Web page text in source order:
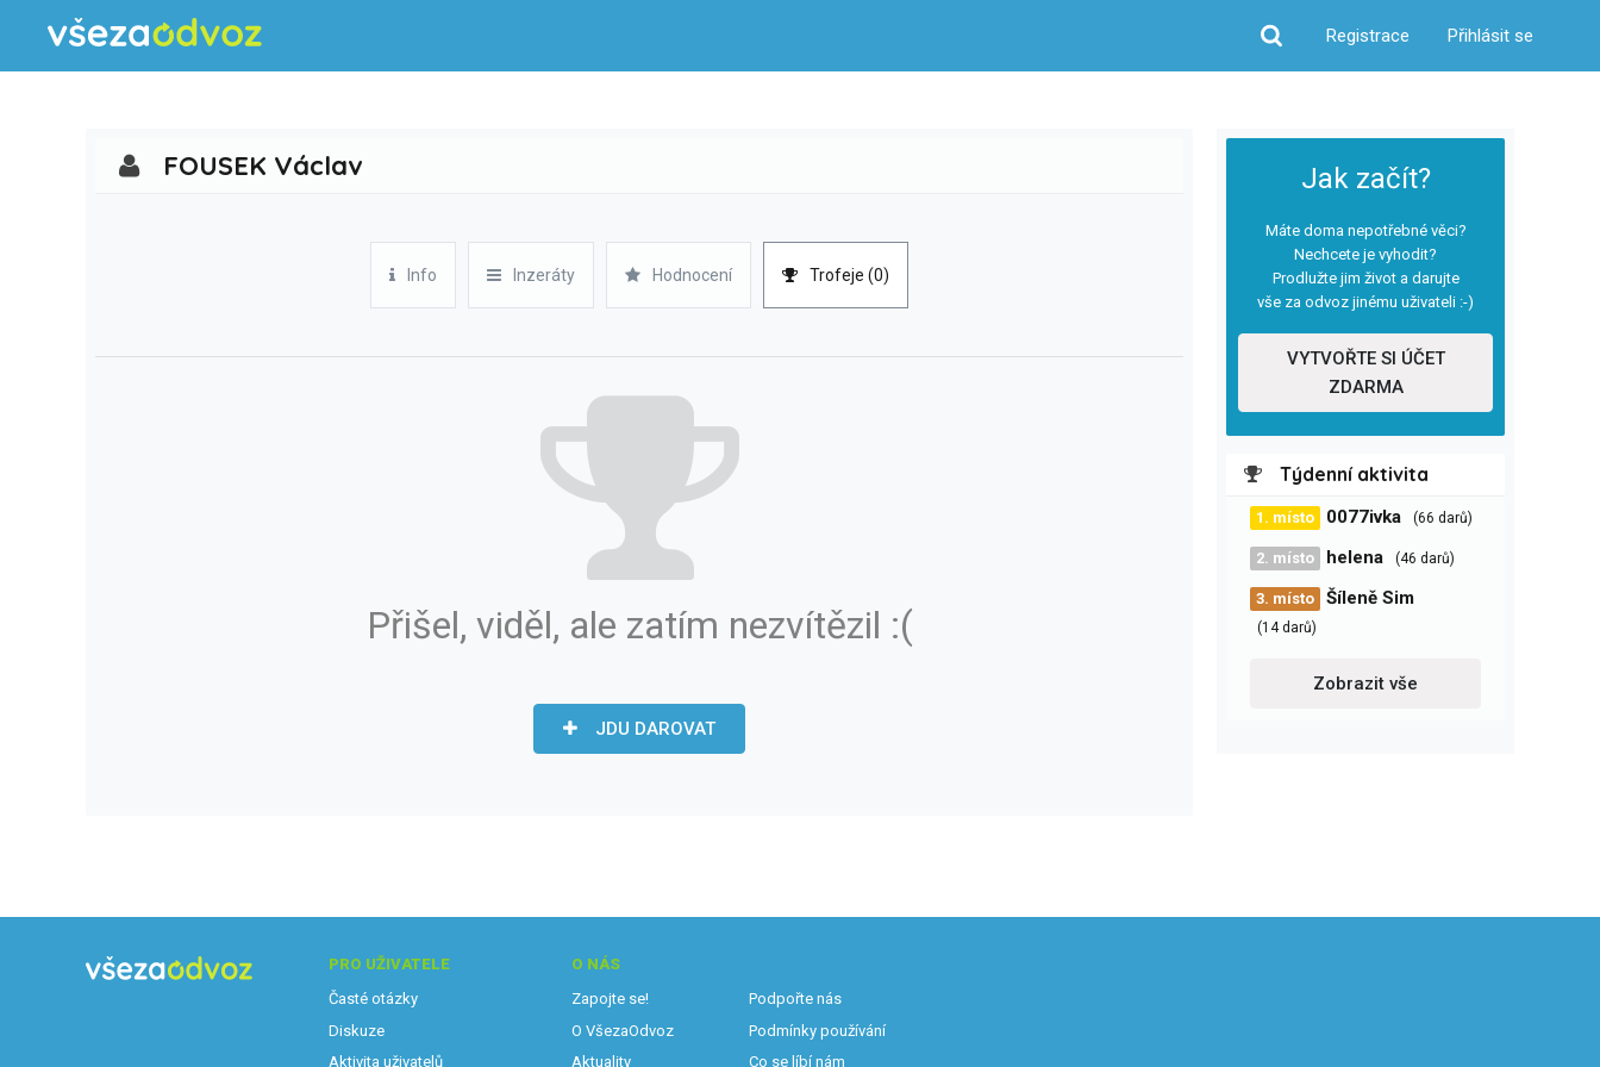
Hledat
Registrace Přihlásit se
Jak začít?
Máte doma nepotřebné věci?
Nechcete je vyhodit?
Prodlužte jim život a darujte
vše za odvoz jinému uživateli :-)
VYTVOŘTE SI ÚČET
ZDARMA
Týdenní aktivita
1. místo 0077ivka (66 darů)
2. místo helena (46 darů)
3. místo Šíleně Sim
(14 darů)
Zobrazit vše
FOUSEK Václav
Info Inzeráty Hodnocení Trofeje (0)
Přišel, viděl, ale zatím nezvítězil :(
JDU DAROVAT
PRO UŽIVATELE
Časté otázky
Diskuze
Aktivita uživatelů
O NÁS
Zapojte se!
O VšezaOdvoz
Aktuality
Podpořte nás
Podmínky používání
Co se líbí nám